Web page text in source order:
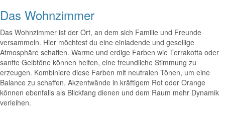
Das Wohnzimmer
Das Wohnzimmer ist der Ort, an dem sich Familie und Freunde
versammeln. Hier möchtest du eine einladende und gesellige
Atmosphäre schaffen. Warme und erdige Farben wie Terrakotta oder
sanfte Gelbtöne können helfen, eine freundliche Stimmung zu
erzeugen. Kombiniere diese Farben mit neutralen Tönen, um eine
Balance zu schaffen. Akzentwände in kräftigem Rot oder Orange
können ebenfalls als Blickfang dienen und dem Raum mehr Dynamik
verleihen.